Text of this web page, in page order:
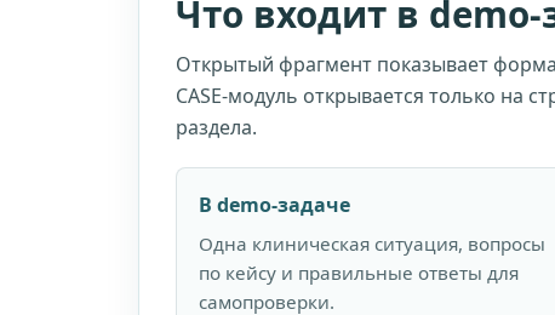
Что входит в
Открытый фрагмент показывает
CASE-модуль открывается только на
раздела.
В demo-задаче
Одна клиническая ситуация, вопросы
по кейсу и правильные ответы для
самопроверки.